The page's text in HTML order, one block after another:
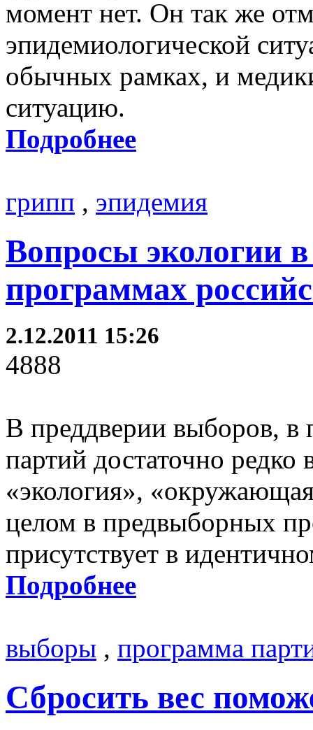
момент нет. Он так же
эпидемиологической
обычных рамках, и
ситуацию.
Подробнее
грипп , эпидемия
Вопросы экологии
программах
2.12.2011 15:26
4888
В преддверии выборов, в
партий достаточно редко
«экология»,
целом в предвыборных
присутствует в
Подробнее
выборы , программа
Сбросить вес